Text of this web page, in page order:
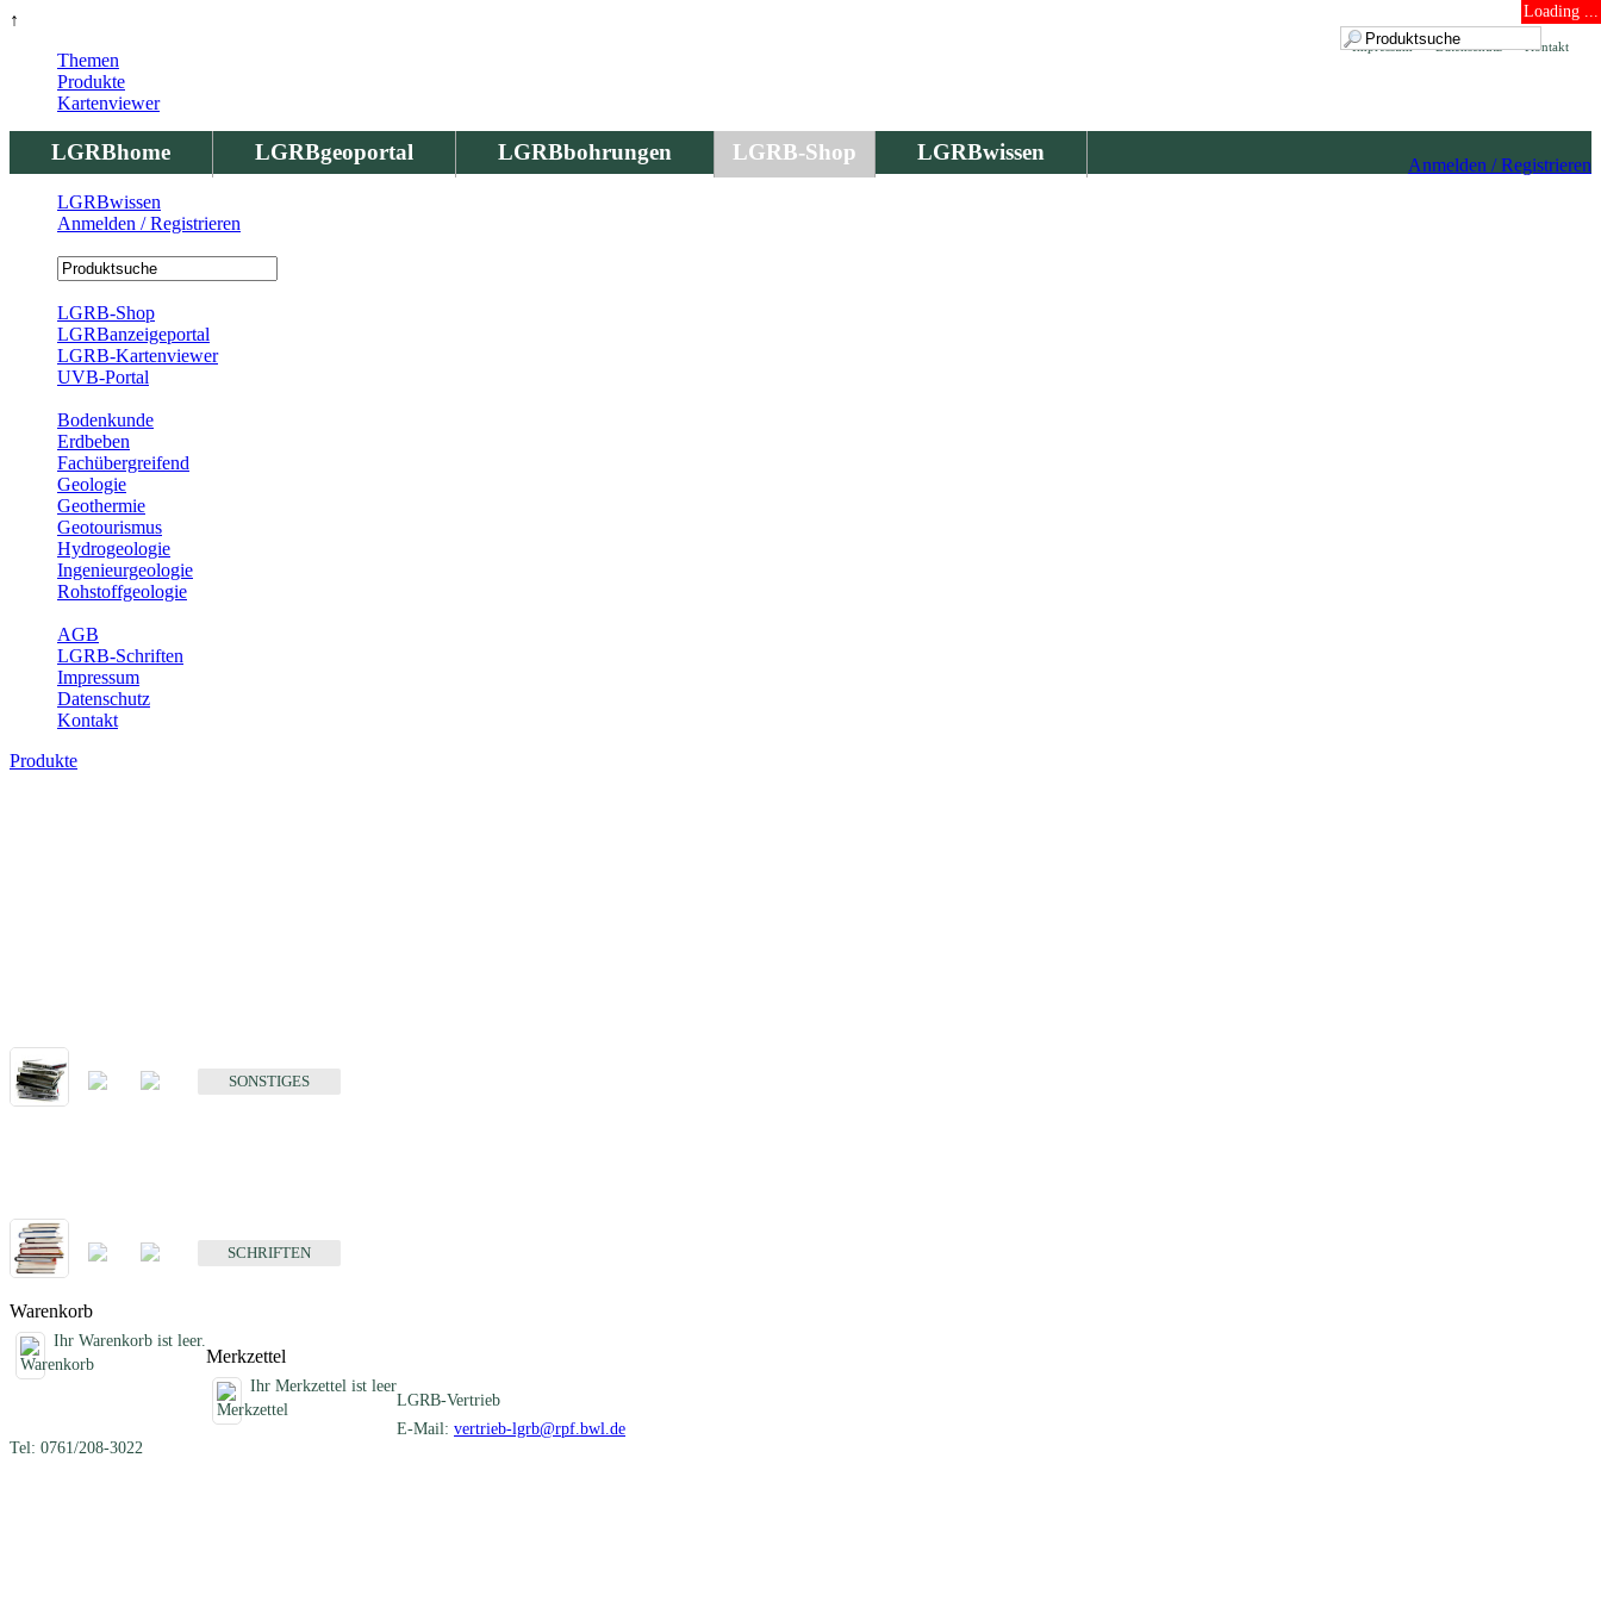
↑ Loading ...
Kontakt
Datenschutz
Impressum
LGRBhome LGRBgeoportal LGRBbohrungen LGRB-Shop LGRBwissen
Anmelden / Registrieren
Themen
Produkte
Kartenviewer
LGRBwissen
Anmelden / Registrieren
LGRB-Shop
LGRBanzeigeportal
LGRB-Kartenviewer
UVB-Portal
Bodenkunde
Erdbeben
Fachübergreifend
Geologie
Geothermie
Geotourismus
Hydrogeologie
Ingenieurgeologie
Rohstoffgeologie
AGB
LGRB-Schriften
Impressum
Datenschutz
Kontakt
Produkte
SONSTIGES
SCHRIFTEN
Warenkorb
Ihr Warenkorb ist leer.
Merkzettel
Ihr Merkzettel ist leer
LGRB-Vertrieb
E-Mail: vertrieb-lgrb@rpf.bwl.de
Tel: 0761/208-3022